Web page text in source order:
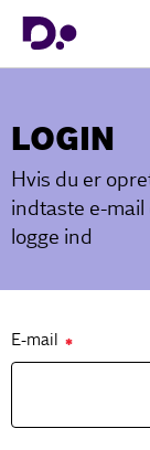
LOGIN
Hvis du er
indtaste e-
logge ind
E-mail ✱